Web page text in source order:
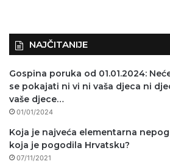
NAJČITANIJE
Gospina poruka od 01.01.2024:
se pokajati ni vi ni vaša djeca ni
vaše djece…
01/01/2024
Koja je najveća elementarna
koja je pogodila Hrvatsku?
07/11/2021